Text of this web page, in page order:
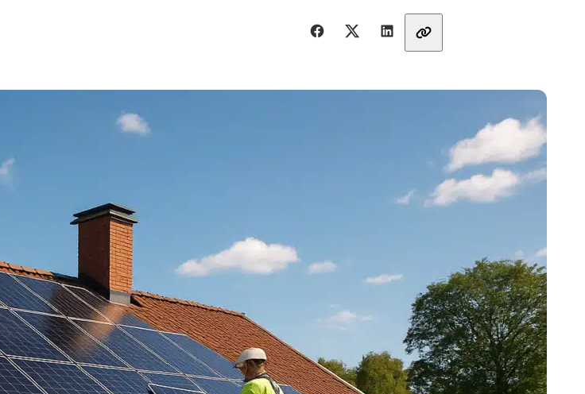
Dela med vänner